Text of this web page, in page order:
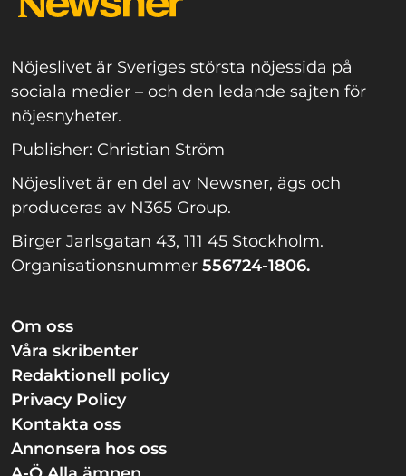
Nöjeslivet är Sveriges största nöjessida på
sociala medier – och den ledande sajten för
nöjesnyheter.
Publisher: Christian Ström
Nöjeslivet är en del av Newsner, ägs och
produceras av N365 Group.
Birger Jarlsgatan 43, 111 45 Stockholm.
Organisationsnummer 556724-1806.
Om oss
Våra skribenter
Redaktionell policy
Privacy Policy
Kontakta oss
Annonsera hos oss